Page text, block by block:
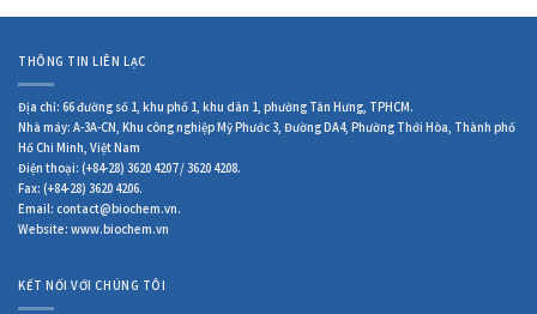
THÔNG TIN LIÊN LẠC
Địa chỉ: 66 đường số 1, khu phố 1, khu dân 1, phường Tân Hưng, TPHCM.
Nhà máy: A-3A-CN, Khu công nghiệp Mỹ Phước 3, Đường DA4, Phường Thới Hòa, Thành phố
Hồ Chi Minh, Việt Nam
Điện thoại: (+84-28) 3620 4207 / 3620 4208.
Fax: (+84-28) 3620 4206.
Email: contact@biochem.vn.
Website: www.biochem.vn
KẾT NỐI VỚI CHÚNG TÔI